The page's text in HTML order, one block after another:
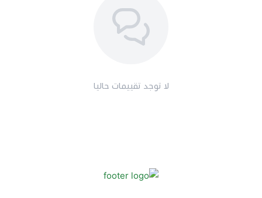
لا توجد تقييمات حاليا